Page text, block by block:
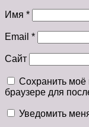
Имя *
Email *
Сайт
Сохранить моё
браузере для
Уведомить